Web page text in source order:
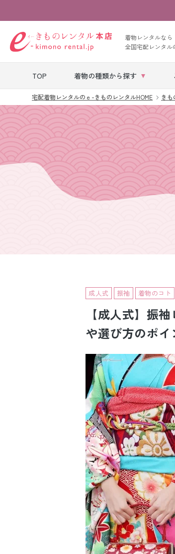
着物レンタルなら
全国宅配レンタル
TOP 着物の種類から探す
七五三レンタル
ベビー着物レン
タル
留袖レンタル
宅配着物レンタルのｅ-きものレンタルHOME きも
成人式 振袖 着物のコト
【成人式】振
や選び方のポ